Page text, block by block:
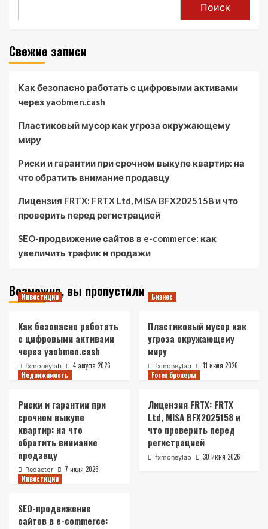
Поиск
Свежие записи
Как безопасно работать с цифровыми активами
через yaobmen.cash
Пластиковый мусор как угроза окружающему
миру
Риски и гарантии при срочном выкупе квартир: на
что обратить внимание продавцу
Лицензия FRTX: FRTX Ltd, MISA BFX2025158 и что
проверить перед регистрацией
SEO-продвижение сайтов в e-commerce: как
увеличить трафик и продажи
Возможно, вы пропустили
Инвестиции
Как безопасно работать
с цифровыми активами
через yaobmen.cash
fxmoneylab 4 августа 2026
Бизнес
Пластиковый мусор как
угроза окружающему
миру
fxmoneylab
11 июля 2026
Недвижимость
Риски и гарантии при
срочном выкупе
квартир: на что
обратить внимание
продавцу
Redactor 7 июля 2026
Forex брокеры
Лицензия FRTX: FRTX
Ltd, MISA BFX2025158 и
что проверить перед
регистрацией
fxmoneylab 30 июня 2026
Инвестиции
SEO-продвижение
сайтов в e-commerce: